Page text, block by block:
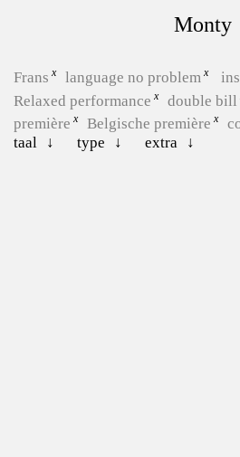
Monty
Frans language no problem
Relaxed performance
double bill
première
Belgische première
taal
type extra